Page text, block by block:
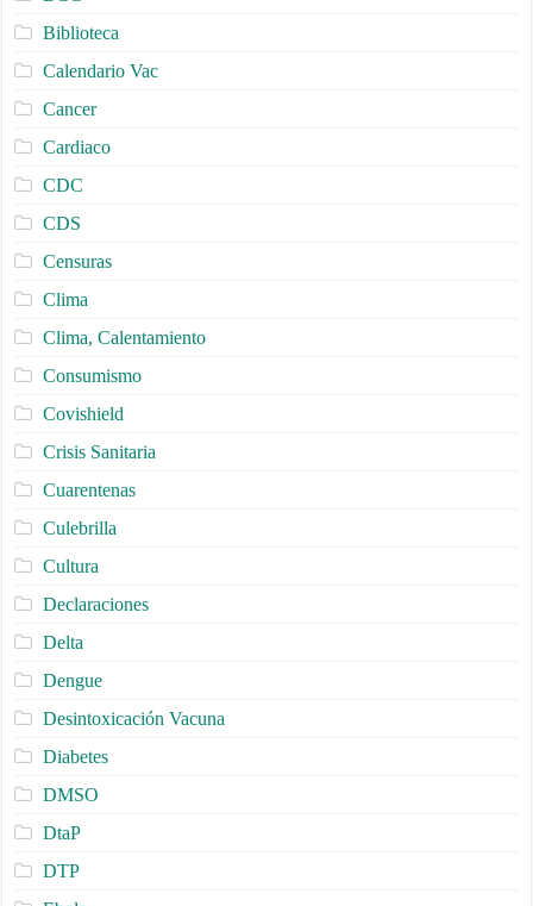
Biblioteca
Calendario Vac
Cancer
Cardiaco
CDC
CDS
Censuras
Clima
Clima, Calentamiento
Consumismo
Covishield
Crisis Sanitaria
Cuarentenas
Culebrilla
Cultura
Declaraciones
Delta
Dengue
Desintoxicación Vacuna
Diabetes
DMSO
DtaP
DTP